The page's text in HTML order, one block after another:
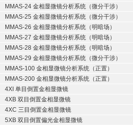
MMAS-24 金相显微镜分析系统（微分干涉）
MMAS-25 金相显微镜分析系统（微分干涉）
MMAS-26 金相显微镜分析系统（明暗场）
MMAS-27 金相显微镜分析系统（明暗场）
MMAS-28 金相显微镜分析系统（明暗场）
MMAS-29 金相显微镜分析系统（微分干涉）
MMAS-100 金相显微镜分析系统（正置）
MMAS-200 金相显微镜分析系统（正置）
4XI 单目倒置金相显微镜
4XB 双目倒置金相显微镜
4XC 三目倒置金相显微镜
5XB 双目倒置偏光金相显微镜